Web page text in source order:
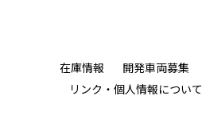
在庫情報 開発車両募集
リンク・個人情報について